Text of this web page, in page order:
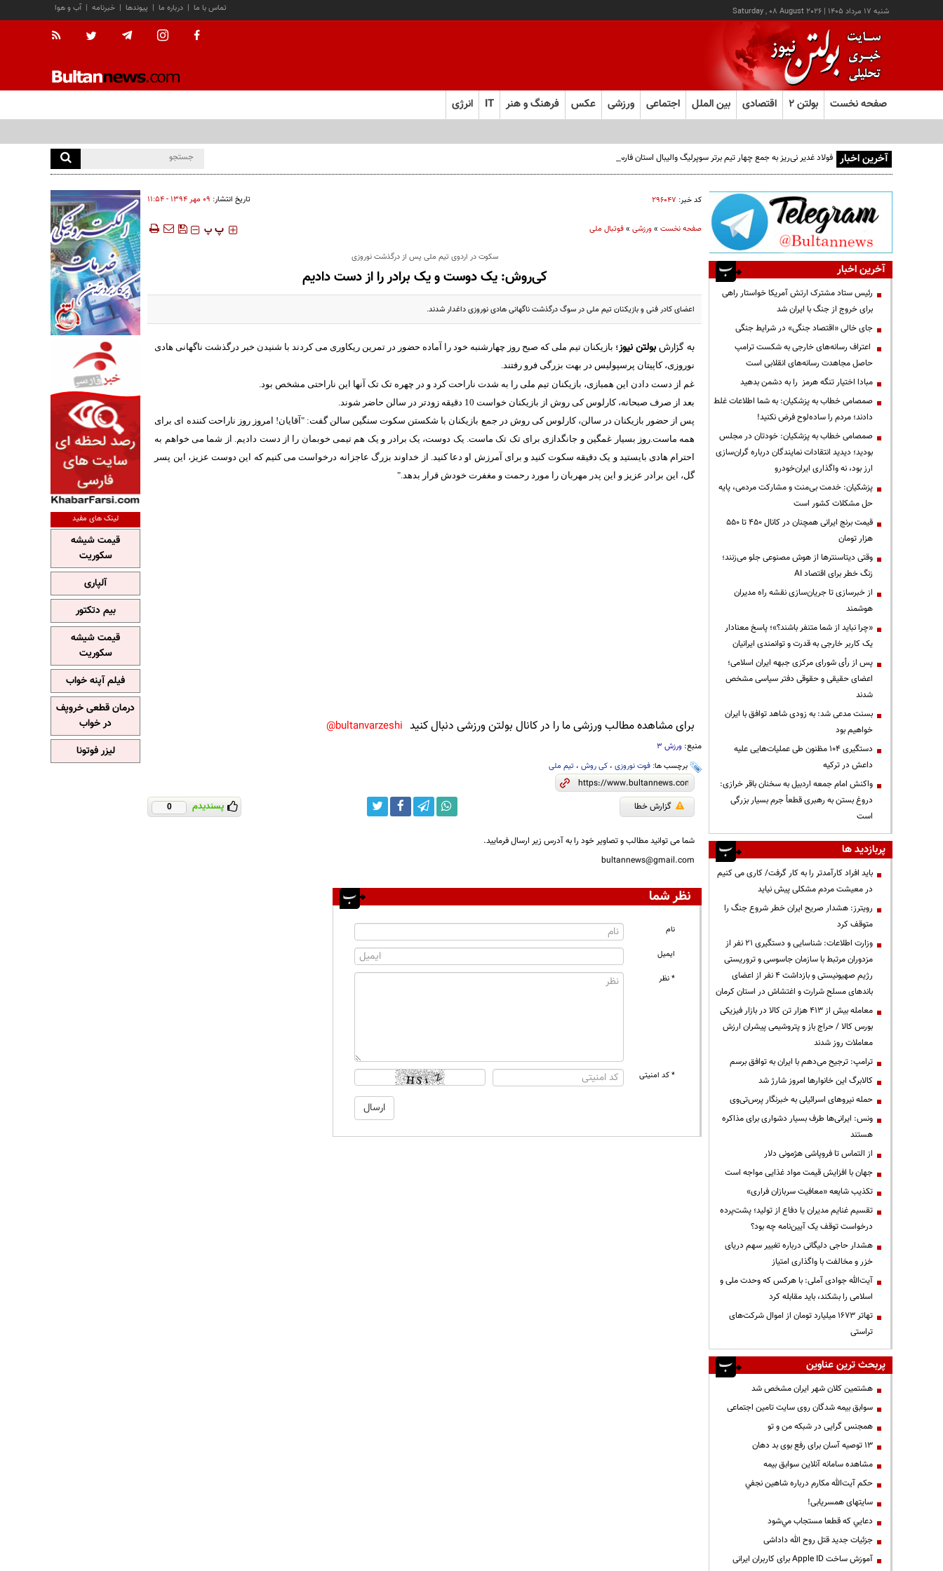
شنبه ۱۷ مرداد ۱۴۰۵ |
Saturday , 08 August 2026 آب و هوا | خبرنامه | پیوندها | درباره ما | تماس با ما
صفحه نخست بولتن ۲ اقتصادی بین الملل اجتماعی ورزشی عکس فرهنگ و هنر IT انرژی
آخرین اخبار فولاد غدیر نی‌ریز به جمع چهار تیم برتر سوپرلیگ والیبال استان فارس صعود کرد
کد خبر: ۲۹۶۰۴۷ تاریخ انتشار: ۰۹ مهر ۱۳۹۴ - ۱۱:۵۴
صفحه نخست»ورزشی»فوتبال ملی ‍‍‍ پ پ
سکوت در اردوی تیم ملی پس از درگذشت نوروزی
کی‌روش: یک دوست و یک برادر را از دست دادیم
اعضای کادر فنی و بازیکنان تیم ملی در سوگ درگذشت ناگهانی هادی نوروزی داغدار شدند.
به گزارشبولتن نیوز؛ بازیکنان تیم ملی که صبح روز چهارشنبه خود را آماده حضور در تمرین ریکاوری می کردند با شنیدن خبر درگذشت ناگهانی هادی
نوروزی، کاپیتان پرسپولیس در بهت بزرگی فرو رفتند.
غم از دست دادن این همبازی، بازیکنان تیم ملی را به شدت ناراحت کرد و در چهره تک تک آنها این ناراحتی مشخص بود.
بعد از صرف صبحانه، کارلوس کی روش از بازیکنان خواست 10 دقیقه زودتر در سالن حاضر شوند.
پس از حضور بازیکنان در سالن، کارلوس کی روش در جمع بازیکنان با شکستن سکوت سنگین سالن گفت: "آقایان! امروز روز ناراحت کننده ای برای
همه ماست.روز بسیار غمگین و جانگدازی برای تک تک ماست. یک دوست، یک برادر و یک هم تیمی خوبمان را از دست دادیم. از شما می خواهم به
احترام هادی بایستید و یک دقیقه سکوت کنید و برای آمرزش او دعا کنید. از خداوند بزرگ عاجزانه درخواست می کنیم که این دوست عزیز، این پسر
گل، این برادر عزیز و این پدر مهربان را مورد رحمت و مغفرت خودش قرار بدهد."
برای مشاهده مطالب ورزشی ما را در کانال بولتن ورزشی دنبال کنید bultanvarzeshi@
منبع: ورزش 3
برچسب ها: فوت نوروزی، کی روش، تیم ملی
گزارش خطا پسندیدم 0
شما می توانید مطالب و تصاویر خود را به آدرس زیر ارسال فرمایید.
bultannews@gmail.com
نظر شما
نام
ایمیل
* نظر
* کد امنیتی
آخرین اخبار
رئیس ستاد مشترک ارتش آمریکا خواستار راهی
برای خروج از جنگ با ایران شد
جای خالی «اقتصاد جنگی» در شرایط جنگی
اعتراف رسانه‌های خارجی به شکست ترامپ
حاصل مجاهدت رسانه‌های انقلابی است
مبادا اختیار تنگه هرمز را به دشمن بدهید
صمصامی خطاب به پزشکیان: به شما اطلاعات غلط
دادند؛ مردم را ساده‌لوح فرض نکنید!
صمصامی خطاب به پزشکیان: خودتان در مجلس
بودید؛ دیدید انتقادات نمایندگان درباره گران‌سازی
ارز بود، نه واگذاری ایران‌خودرو
پزشکیان: خدمت بی‌منت و مشارکت مردمی، پایه
حل مشکلات کشور است
قیمت‌ برنج ایرانی همچنان در کانال ۴۵۰ تا ۵۵۰
هزار تومان
وقتی دیتاسنترها از هوش مصنوعی جلو می‌زنند؛
زنگ خطر برای اقتصاد AI
از خبرسازی تا جریان‌سازی نقشه راه مدیران
هوشمند
«چرا نباید از شما متنفر باشند؟»؛ پاسخ معنادار
یک کاربر خارجی به قدرت و توانمندی ایرانیان
پس از رأی شورای مرکزی جبهه ایران اسلامی؛
اعضای حقیقی و حقوقی دفتر سیاسی مشخص
شدند
بسنت مدعی شد: به زودی شاهد توافق با ایران
خواهیم بود
دستگیری ۱۰۴ مظنون طی عملیات‌هایی علیه
داعش در ترکیه
واکنش امام جمعه اردبیل به سخنان باقر خرازی:
دروغ بستن به رهبری قطعاً جرم بسیار بزرگی
است
پربازدید ها
باید افراد کارآمدتر را به کار گرفت/ کاری می کنیم
در معیشت مردم مشکلی پیش نیاید
رویترز: هشدار صریح ایران خطر شروع جنگ را
متوقف کرد
وزارت اطلاعات: شناسایی و دستگیری ۲۱ نفر از
مزدوران مرتبط با سازمان جاسوسی و تروریستی
رژیم صهیونیستی و بازداشت ۴ نفر از اعضای
باندهای مسلح شرارت و اغتشاش در استان کرمان
معامله بیش از ۴۱۳ هزار تن کالا در بازار فیزیکی
بورس کالا / حراج باز و پتروشیمی پیشران ارزش
معاملات روز شدند
ترامپ: ترجیح می‌دهم با ایران به توافق برسم
کالابرگ این خانوارها امروز شارژ شد
حمله نیروهای اسرائیلی به خبرنگار پرس‌تی‌وی
ونس: ایرانی‌ها طرف بسیار دشواری برای مذاکره
هستند
از التماس تا فروپاشی هژمونی دلار
جهان با افزایش قیمت مواد غذایی مواجه است
تکذیب شایعه «معافیت سربازان فراری»
تقسیم غنایم مدیران یا دفاع از تولید؛ پشت‌پرده
درخواست توقف یک آیین‌نامه چه بود؟
هشدار حاجی دلیگانی درباره تغییر سهم دریای
خزر و مخالفت با واگذاری امتیاز
آیت‌الله جوادی آملی: با هرکس که وحدت ملی و
اسلامی را بشکند، باید مقابله کرد
تهاتر ۱۶۷۳ میلیارد تومان از اموال شرکت‌های
تراستی
پربحث ترین عناوین
هشتمین کلان شهر ایران مشخص شد
سوابق بیمه شدگان روی سایت تامین اجتماعی
همجنس گرایی در شبکه من و تو
13 توصیه آسان برای رفع بوی بد دهان
مشاهده سامانه آنلاين سوابق بیمه
حكم آيت‌الله مكارم درباره شاهين نجفي
سایتهای همسریابی!
دعايي كه قطعا مستجاب مي‌شود
جزئیات جدید قتل روح الله داداشی
آموزش ساخت Apple ID برای کاربران ایرانی
لینک های مفید
قیمت شیشه
سکوریت
آلپاری
بیم دتکتور
قیمت شیشه
سکوریت
فیلم آپنه خواب
درمان قطعی خروپف
در خواب
لیزر فوتونا